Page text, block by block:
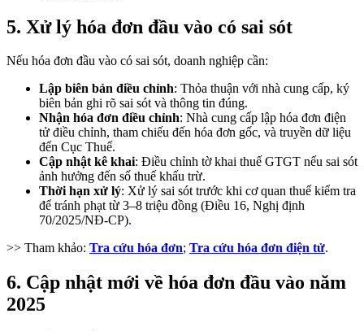
5. Xử lý hóa đơn đầu vào có sai sót
Nếu hóa đơn đầu vào có sai sót, doanh nghiệp cần:
Lập biên bản điều chỉnh: Thỏa thuận với nhà cung cấp, ký
biên bản ghi rõ sai sót và thông tin đúng.
Nhận hóa đơn điều chỉnh: Nhà cung cấp lập hóa đơn điện
tử điều chỉnh, tham chiếu đến hóa đơn gốc, và truyền dữ liệu
đến Cục Thuế.
Cập nhật kê khai: Điều chỉnh tờ khai thuế GTGT nếu sai sót
ảnh hưởng đến số thuế khấu trừ.
Thời hạn xử lý: Xử lý sai sót trước khi cơ quan thuế kiểm tra
để tránh phạt từ 3–8 triệu đồng (Điều 16, Nghị định
70/2025/NĐ-CP).
>> Tham khảo: Tra cứu hóa đơn; Tra cứu hóa đơn điện tử.
6. Cập nhật mới về hóa đơn đầu vào năm
2025